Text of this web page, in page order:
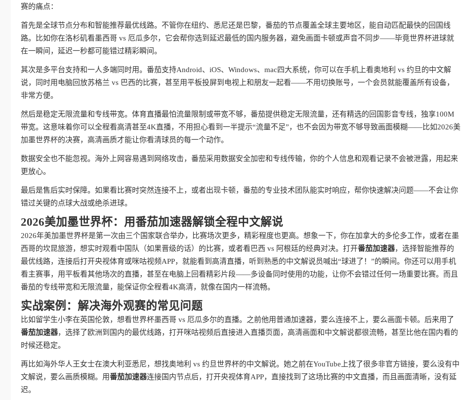
赛的痛点：
首先是全球节点分布和智能推荐最优线路。不管你在纽约、悉尼还是巴黎，番茄的节点覆盖全球主要地区，能自动匹配最快的回国线
路。比如你在洛杉矶看墨西哥 vs 厄瓜多尔，它会帮你选到延迟最低的国内服务器，避免画面卡顿或声音不同步——毕竟世界杯进球就
在一瞬间，延迟一秒都可能错过精彩瞬间。
其次是多平台支持和一人多端同时用。番茄支持Android、iOS、Windows、mac四大系统，你可以在手机上看奥地利 vs 约旦的中文解
说，同时用电脑回放苏格兰 vs 巴西的比赛，甚至用平板投屏到电视上和朋友一起看——不用切换账号，一个会员就能覆盖所有设备，
非常方便。
然后是稳定无限流量和专线带宽。体育直播最怕流量限制或带宽不够，番茄提供稳定无限流量，还有精选的回国影音专线，独享100M
带宽。这意味着你可以全程看高清甚至4K直播，不用担心看到一半提示“流量不足”，也不会因为带宽不够导致画面模糊——比如2026美
加墨世界杯的决赛，高清画质才能让你看清球员的每一个动作。
数据安全也不能忽视。海外上网容易遇到网络攻击，番茄采用数据安全加密和专线传输，你的个人信息和观看记录不会被泄露，用起来
更放心。
最后是售后实时保障。如果看比赛时突然连接不上，或者出现卡顿，番茄的专业技术团队能实时响应，帮你快速解决问题——不会让你
错过关键的点球大战或绝杀进球。
2026美加墨世界杯：用番茄加速器解锁全程中文解说
2026年美加墨世界杯是第一次由三个国家联合举办，比赛场次更多，精彩程度也更高。想象一下，你在加拿大的多伦多工作，或者在墨
西哥的坎昆旅游，想实时观看中国队（如果晋级的话）的比赛，或者看巴西 vs 阿根廷的经典对决。打开番茄加速器，选择智能推荐的
最优线路，连接后打开央视体育或咪咕视频APP，就能看到高清直播，听到熟悉的中文解说员喊出“球进了！”的瞬间。你还可以用手机
看主赛事，用平板看其他场次的直播，甚至在电脑上回看精彩片段——多设备同时使用的功能，让你不会错过任何一场重要比赛。而且
番茄的专线带宽和无限流量，能保证你全程看4K高清，就像在国内一样流畅。
实战案例：解决海外观赛的常见问题
比如留学生小李在英国伦敦，想看世界杯墨西哥 vs 厄瓜多尔的直播。之前他用普通加速器，要么连接不上，要么画面卡顿。后来用了
番茄加速器，选择了欧洲到国内的最优线路，打开咪咕视频后直接进入直播页面，高清画面和中文解说都很流畅，甚至比他在国内看的
时候还稳定。
再比如海外华人王女士在澳大利亚悉尼，想找奥地利 vs 约旦世界杯的中文解说。她之前在YouTube上找了很多非官方链接，要么没有中
文解说，要么画质模糊。用番茄加速器连接国内节点后，打开央视体育APP，直接找到了这场比赛的中文直播，而且画面清晰，没有延
迟。